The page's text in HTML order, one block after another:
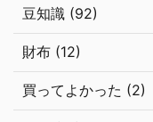
豆知識 (92)
財布 (12)
買ってよかった (2)